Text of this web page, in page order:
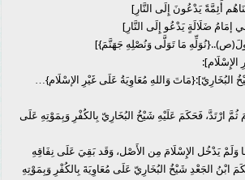
أَئِمَّةً يَدْعُونَ إِلَى النَّارِ]
ثُمَّ ارْتَدَّ، فَحَكَمَ عَلَيْهِ شَيْخُ البُخَارِيّ بِالكُفْرِ وَبِمَوْتِهِ عَلَى
وَلَمْ يَدْخُل الإِسْلَامَ مِن الأَصْل، وَقَد بَقِيَ عَلَى نِفَاقِهِ
ابْنُ الجَعْدِ شَيْخُ البُخَارِيّ عَلَى مُعَاوِيَةَ بِالكُفْرِ وَبِمَوْتِهِ